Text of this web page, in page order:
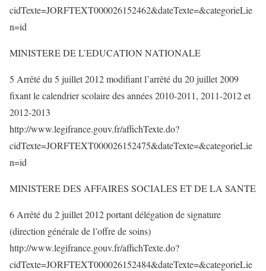
cidTexte=JORFTEXT000026152462&dateTexte=&categorieLie
n=id
MINISTERE DE L’EDUCATION NATIONALE
5 Arrêté du 5 juillet 2012 modifiant l’arrêté du 20 juillet 2009
fixant le calendrier scolaire des années 2010-2011, 2011-2012 et
2012-2013
http://www.legifrance.gouv.fr/affichTexte.do?
cidTexte=JORFTEXT000026152475&dateTexte=&categorieLie
n=id
MINISTERE DES AFFAIRES SOCIALES ET DE LA SANTE
6 Arrêté du 2 juillet 2012 portant délégation de signature
(direction générale de l’offre de soins)
http://www.legifrance.gouv.fr/affichTexte.do?
cidTexte=JORFTEXT000026152484&dateTexte=&categorieLie